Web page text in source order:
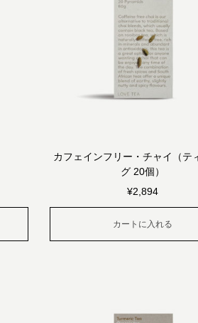
カフェインフリー・チャイ（テ
グ 20個）
¥2,894
カートに入れる